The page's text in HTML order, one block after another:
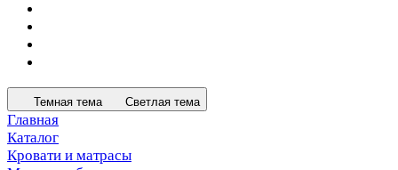
Темная тема Светлая тема
Главная
Каталог
Кровати и матрасы